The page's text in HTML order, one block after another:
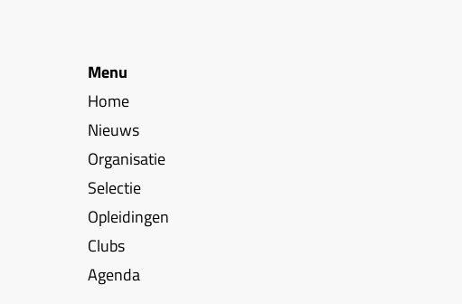
Menu
Home
Nieuws
Organisatie
Selectie
Opleidingen
Clubs
Agenda